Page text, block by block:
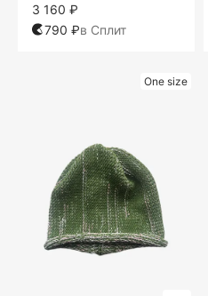
3 160 ₽
790 ₽в Сплит
One size